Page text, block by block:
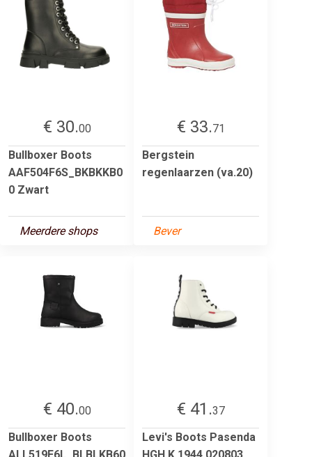
€ 30.00
Bullboxer Boots
AAF504F6S_BKBKKB0
0 Zwart
Meerdere shops
€ 33.71
Bergstein
regenlaarzen (va.20)
Bever
€ 40.00
Bullboxer Boots
€ 41.37
Levi's Boots Pasenda